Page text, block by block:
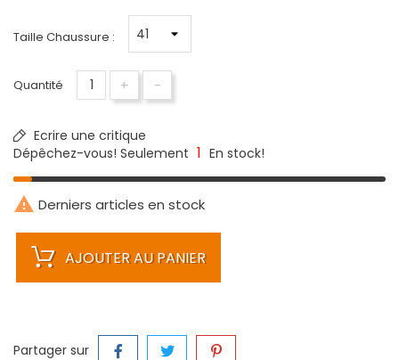
Taille Chaussure :
Quantité + -
Ecrire une critique
Dépêchez-vous! Seulement 1 En stock!
 Derniers articles en stock
AJOUTER AU PANIER
Partager sur